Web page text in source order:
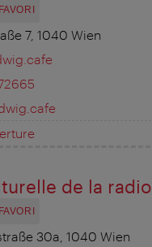
7, 1040 Wien
de la radio
30a, 1040 Wien